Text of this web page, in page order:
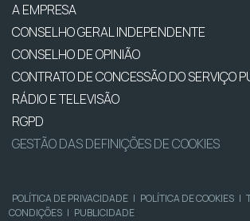
A EMPRESA
CONSELHO GERAL INDEPENDENTE
CONSELHO DE OPINIÃO
CONTRATO DE CONCESSÃO DO SERVIÇO
RÁDIO E TELEVISÃO
RGPD
GESTÃO DAS DEFINIÇÕES DE COOKIES
POLÍTICA DE PRIVACIDADE | POLÍTICA DE COOKIES |
CONDIÇÕES | PUBLICIDADE